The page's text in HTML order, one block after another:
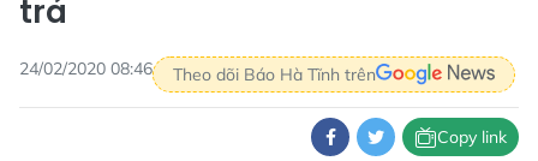
trả
24/02/2020 08:46 Theo dõi Báo Hà Tĩnh trên
Copy link